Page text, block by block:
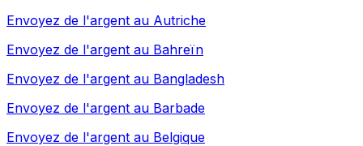
Envoyez de l'argent au Autriche
Envoyez de l'argent au Bahreïn
Envoyez de l'argent au Bangladesh
Envoyez de l'argent au Barbade
Envoyez de l'argent au Belgique